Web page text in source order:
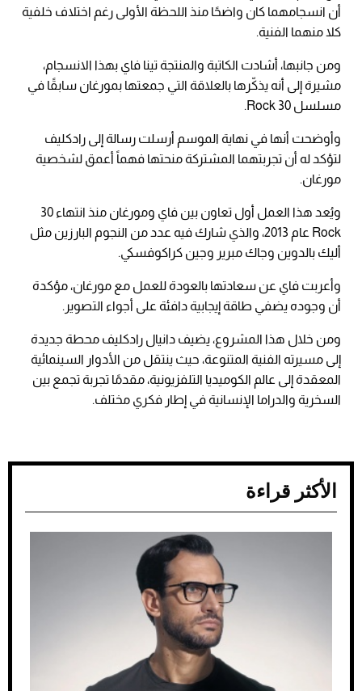
أن انسجامهما كان واضحًا منذ اللحظة الأولى رغم اختلاف خلفية
كلا منهما الفنية.
ومن جانبها، أشادت الكاتبة والمنتجة تينا فاي بهذا الانسجام،
مشيرة إلى أنه يذكّرها بالعلاقة التي جمعتها بمورغان سابقًا في
مسلسل 30 Rock.
وأوضحت أنها في نهاية الموسم أرسلت رسالة إلى رادكليف
لتؤكد له أن تجربتهما المشتركة منحتها فهماً أعمق لشخصية
مورغان.
ويُعد هذا العمل أول تعاون بين فاي ومورغان منذ انتهاء 30
Rock عام 2013، والذي شارك فيه عدد من النجوم البارزين مثل
أليك بالدوين وجاك مبرير وجين كراكوفسكي.
وأعربت فاي عن سعادتها بالعودة للعمل مع مورغان، مؤكدة
أن وجوده يضفي طاقة إيجابية دافئة على أجواء التصوير.
ومن خلال هذا المشروع، يضيف دانيال رادكليف محطة جديدة
إلى مسيرته الفنية المتنوعة، حيث ينتقل من الأدوار السينمائية
المعقدة إلى عالم الكوميديا التلفزيونية، مقدمًا تجربة تجمع بين
السخرية والدراما الإنسانية في إطار فكري مختلف.
الأكثر قراءة